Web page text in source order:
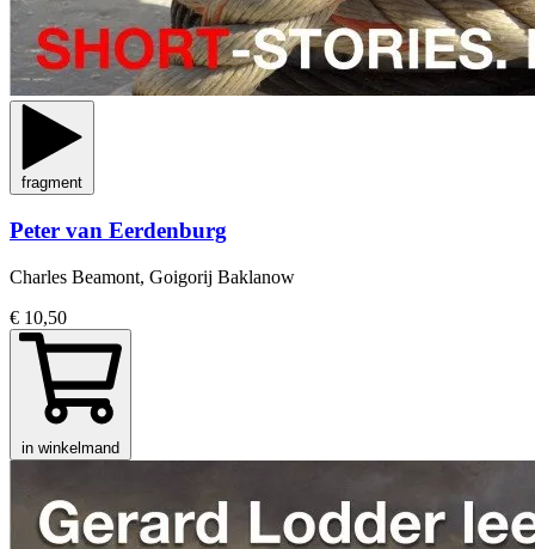
fragment
Peter van Eerdenburg
Charles Beamont, Goigorij Baklanow
€ 10,50
in winkelmand